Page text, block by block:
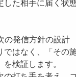
した相手に届く状
の発信方針の設計
ではなく、「その
検証します。